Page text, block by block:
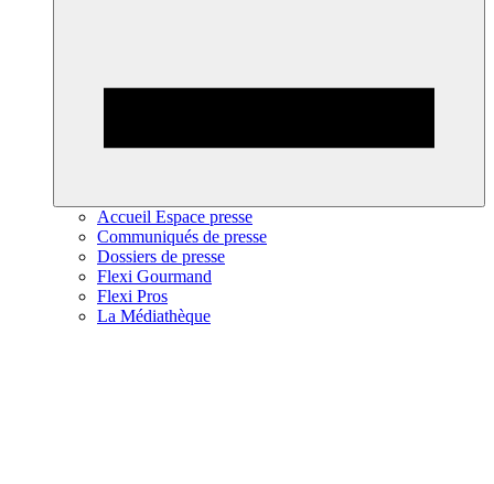
Accueil Espace presse
Communiqués de presse
Dossiers de presse
Flexi Gourmand
Flexi Pros
La Médiathèque